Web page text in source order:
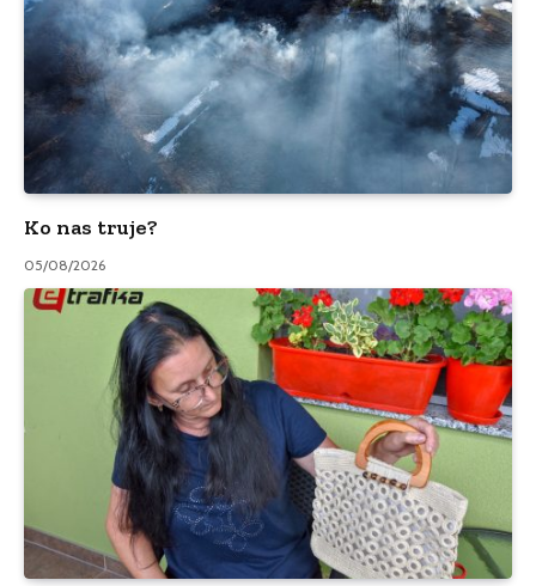
Ko nas truje?
05/08/2026